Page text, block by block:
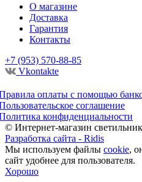
О магазине
Доставка
Гарантия
Контакты
+7 (953) 570-88-85
Vkontakte
оплаты с помощью
соглашение
конфиденциальности
© Интернет-магазин
Разработка сайта - Ridis
Мы используем файлы cookie,
сайт удобнее для пользователя.
Хорошо